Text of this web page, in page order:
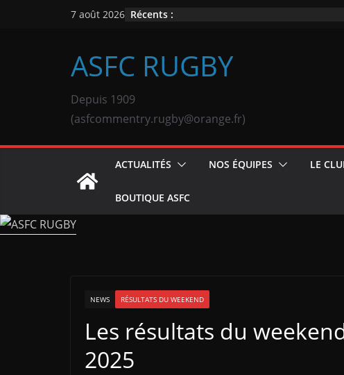
7 août 2026 Récents :
ASFC RUGBY
Depuis 1909
(asfcommentry.rugby@orange.fr)
ACTUALITÉS NOS ÉQUIPES LE
BOUTIQUE ASFC
NEWS RÉSULTATS DU WEEKEND
Les résultats du
2025